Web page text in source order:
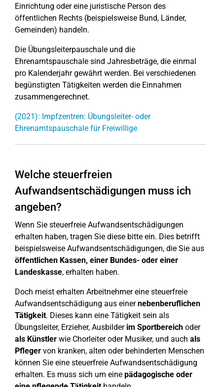
Einrichtung oder eine juristische Person des
öffentlichen Rechts (beispielsweise Bund, Länder,
Gemeinden) handeln.
Die Übungsleiterpauschale und die
Ehrenamtspauschale sind Jahresbeträge, die einmal
pro Kalenderjahr gewährt werden. Bei verschiedenen
begünstigten Tätigkeiten werden die Einnahmen
zusammengerechnet.
(2021): Impfzentren: Übungsleiter- oder
Ehrenamtspauschale für Freiwillige
Welche steuerfreien
Aufwandsentschädigungen muss ich
angeben?
Wenn Sie steuerfreie Aufwandsentschädigungen
erhalten haben, tragen Sie diese bitte ein. Dies betrifft
beispielsweise Aufwandsentschädigungen, die Sie aus
öffentlichen Kassen, einer Bundes- oder einer
Landeskasse, erhalten haben.
Doch meist erhalten Arbeitnehmer eine steuerfreie
Aufwandsentschädigung aus einernebenberuflichen
Tätigkeit. Dieses kann eine Tätigkeit sein als
Übungsleiter, Erzieher, Ausbilder im Sportbereich oder
als Künstler wie Chorleiter oder Musiker, und auch als
Pfleger von kranken, alten oder behinderten Menschen
können Sie eine steuerfreie Aufwandsentschädigung
erhalten. Es muss sich um eine pädagogische oder